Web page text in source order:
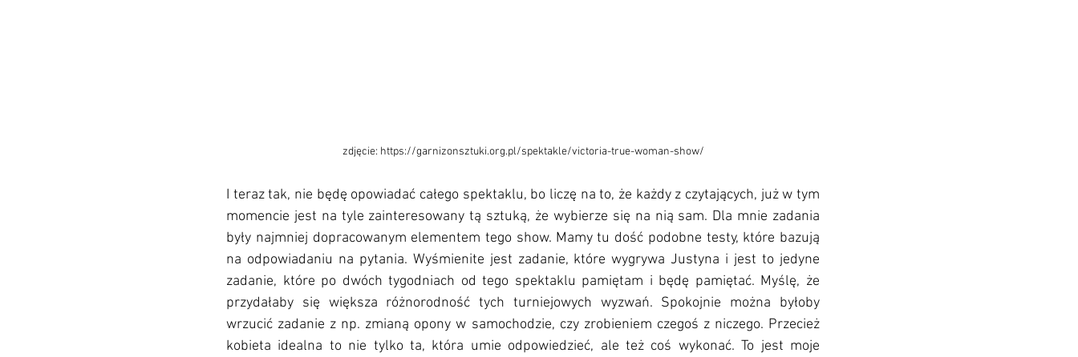
zdjęcie: https://garnizonsztuki.org.pl/spektakle/victoria-true-woman-show/
I teraz tak, nie będę opowiadać całego spektaklu, bo liczę na to, że każdy z czytających, już w tym
momencie jest na tyle zainteresowany tą sztuką, że wybierze się na nią sam. Dla mnie zadania
były najmniej dopracowanym elementem tego show. Mamy tu dość podobne testy, które bazują
na odpowiadaniu na pytania. Wyśmienite jest zadanie, które wygrywa Justyna i jest to jedyne
zadanie, które po dwóch tygodniach od tego spektaklu pamiętam i będę pamiętać. Myślę, że
przydałaby się większa różnorodność tych turniejowych wyzwań. Spokojnie można byłoby
wrzucić zadanie z np. zmianą opony w samochodzie, czy zrobieniem czegoś z niczego. Przecież
kobieta idealna to nie tylko ta, która umie odpowiedzieć, ale też coś wykonać. To jest moje